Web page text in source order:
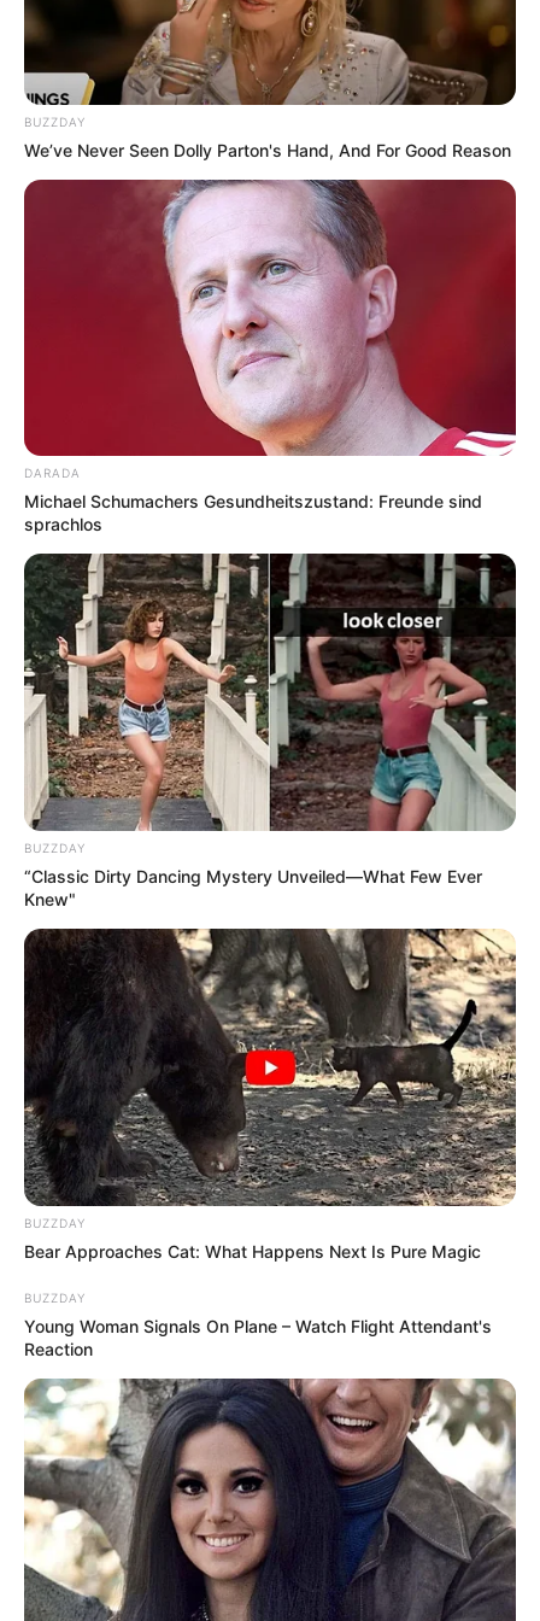
Öffnungszeiten, Veranstaltungen und weitere
Informationen über Ferropolis:
www.ferropolis.de
Dieses Ausflugsziel auf der Landkarte mit Routenpla
ner und Parkplätzen
Hotels in der Nähe dieser Sehenswürdigkeit in
Hotels in Gräfenhainichen
Puzzle
Ausflugsziele, Sehenswürdigkeiten, Freizeitziele
und Museen in und im Umkreis von
Gräfenhainichen:
Umkreissuche Tourismus Gräfenhainichen
Museen in und um Gräfenhainichen
Kinderausflugsziele für Gräfenhainichen
Kindergeburtstag feiern
Schlösser und Burgen in und um Gräfenhainiche
Tagesausflugsziele für Gräfenhainichen
Bademöglichkeiten
Wandern
Ausflug mit der Bahn
Kinoprogramm
Angebote für Behinderte
Hotel Gräfenhainichen hier buchen
Lage des Freilichtmuseums Ferropolis bei
BUZZDAY
We’ve Never Seen Dolly Parton's Hand, And For Good Reason
DARADA
Michael Schumachers Gesundheitszustand: Freunde sind
sprachlos
BUZZDAY
“Classic Dirty Dancing Mystery Unveiled—What Few Ever
Knew"
BUZZDAY
Bear Approaches Cat: What Happens Next Is Pure Magic
BUZZDAY
Young Woman Signals On Plane – Watch Flight Attendant's
Reaction